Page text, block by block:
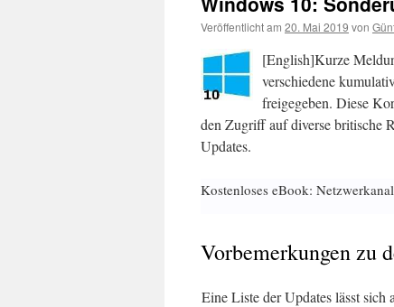
Veröffentlicht am 20. Mai 2019 von
[English]Kurze
verschiedene
freigegeben. Diese
den Zugriff auf diverse britische
Updates.
Kostenloses eBook:
Vorbemerkungen zu
Eine Liste der Updates lässt sich